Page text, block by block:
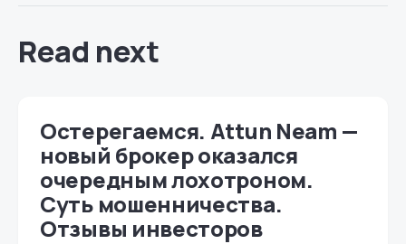
Read next
Остерегаемся. Attun Neam —
новый брокер оказался
очередным лохотроном.
Суть мошенничества.
Отзывы инвесторов